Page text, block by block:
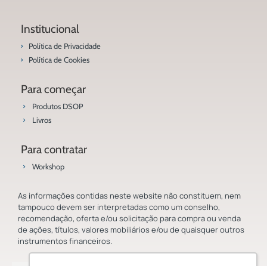
Institucional
Política de Privacidade
Política de Cookies
Para começar
Produtos DSOP
Livros
Para contratar
Workshop
As informações contidas neste website não constituem, nem
tampouco devem ser interpretadas como um conselho,
recomendação, oferta e/ou solicitação para compra ou venda
de ações, títulos, valores mobiliários e/ou de quaisquer outros
instrumentos financeiros.